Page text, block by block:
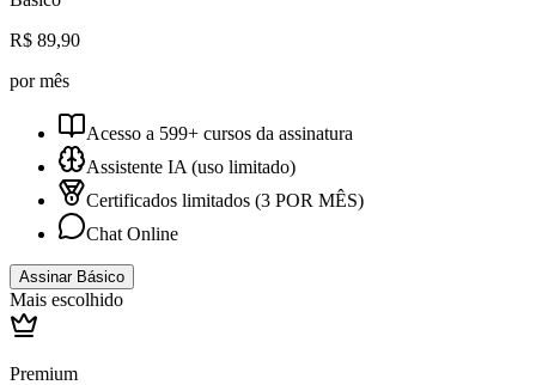
R$ 89,90
por mês
Acesso a 599+ cursos da assinatura
Assistente IA (uso limitado)
Certificados limitados (3 POR MÊS)
Chat Online
Assinar Básico
Mais escolhido
Premium